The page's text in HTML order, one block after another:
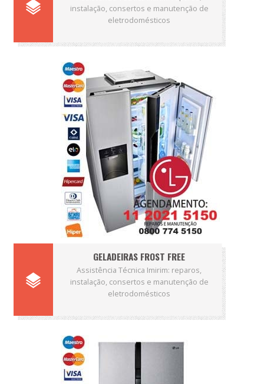
instalação, consertos e manutenção de
eletrodomésticos
GELADEIRAS FROST FREE
Assistência Técnica Imirim: reparos,
instalação, consertos e manutenção de
eletrodomésticos